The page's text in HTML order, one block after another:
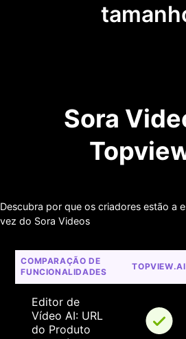
Sora
Descubra por que os criadores estão a
vez do Sora Videos
COMPARAÇÃO DE
FUNCIONALIDADES
TOPVIEW.AI
Editor de
Vídeo AI: URL
do Produto